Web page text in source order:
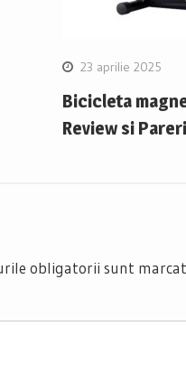
23 aprilie 2025
Bicicleta
Review si Pareri
obligatorii sunt